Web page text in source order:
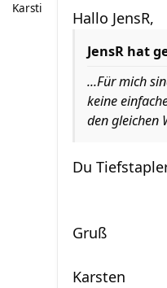
Karsti Hallo JensR,
JensR hat
...Für mich
keine
den gleichen
Du
Gruß
Karsten